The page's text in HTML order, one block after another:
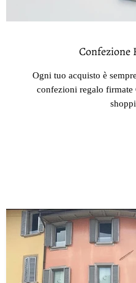
Confezione
Ogni tuo acquisto è
confezioni regalo firmate